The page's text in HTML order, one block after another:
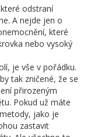
odstraní
A nejde jen o
které
nebo vysoký
je vše v pořádku.
tak zničené, že se
přirozeným
Pokud už máte
jako je
zastavit